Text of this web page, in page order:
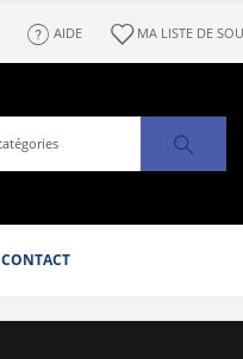
AIDE MA LISTE DE
CONTACT